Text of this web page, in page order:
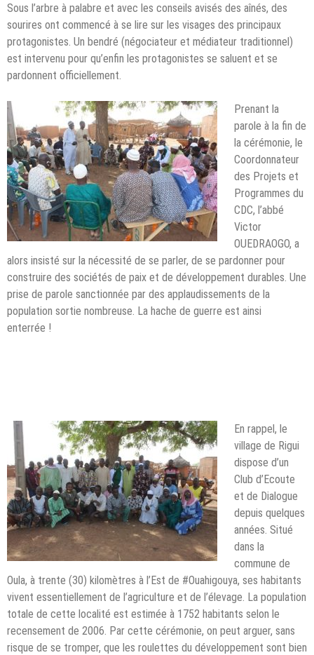
Sous l’arbre à palabre et avec les conseils avisés des aînés, des
sourires ont commencé à se lire sur les visages des principaux
protagonistes. Un bendré (négociateur et médiateur traditionnel)
est intervenu pour qu’enfin les protagonistes se saluent et se
pardonnent officiellement.
Prenant la
parole à la fin de
la cérémonie, le
Coordonnateur
des Projets et
Programmes du
CDC, l’abbé
Victor
OUEDRAOGO, a
alors insisté sur la nécessité de se parler, de se pardonner pour
construire des sociétés de paix et de développement durables. Une
prise de parole sanctionnée par des applaudissements de la
population sortie nombreuse. La hache de guerre est ainsi
enterrée !
En rappel, le
village de Rigui
dispose d’un
Club d’Ecoute
et de Dialogue
depuis quelques
années. Situé
dans la
commune de
Oula, à trente (30) kilomètres à l’Est de #Ouahigouya, ses habitants
vivent essentiellement de l’agriculture et de l’élevage. La population
totale de cette localité est estimée à 1752 habitants selon le
recensement de 2006. Par cette cérémonie, on peut arguer, sans
risque de se tromper, que les roulettes du développement sont bien